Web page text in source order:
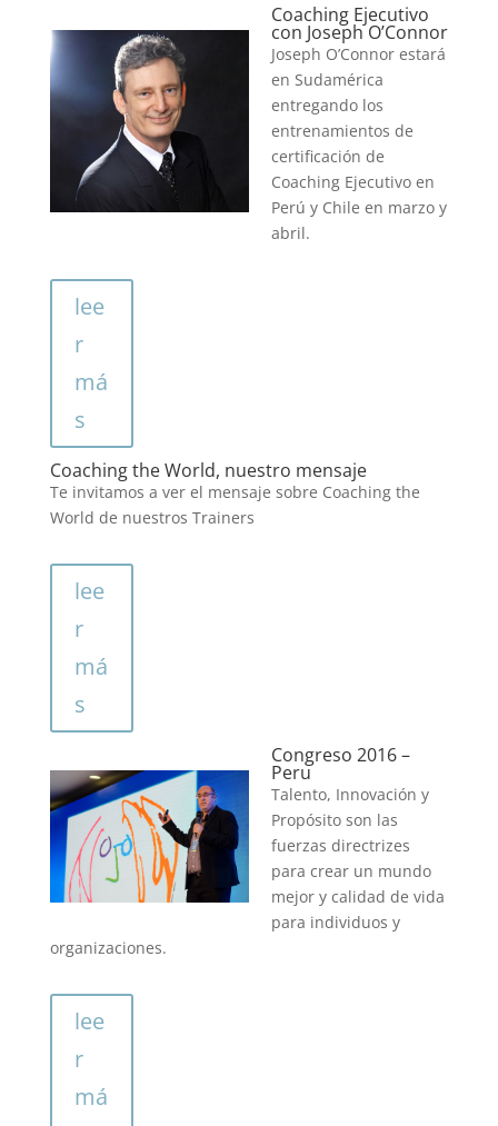
Coaching Ejecutivo
con Joseph O’Connor
Joseph O’Connor estará
en Sudamérica
entregando los
entrenamientos de
certificación de
Coaching Ejecutivo en
Perú y Chile en marzo y
abril.
lee
r
má
s
Coaching the World, nuestro mensaje
Te invitamos a ver el mensaje sobre Coaching the
World de nuestros Trainers
lee
r
má
s
Congreso 2016 –
Peru
Talento, Innovación y
Propósito son las
fuerzas directrizes
para crear un mundo
mejor y calidad de vida
para individuos y
organizaciones.
lee
r
má